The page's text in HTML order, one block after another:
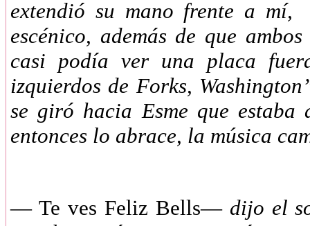
extendió su mano frente a
escénico, además de que
casi podía ver una placa
izquierdos de Forks,
se giró hacia Esme que
entonces lo abrace, la música
— Te ves Feliz Bells— dijo el